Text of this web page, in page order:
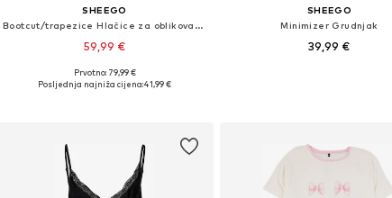
SHEEGO
Bootcut/trapezice Hlačice za oblikovanje
59,99 €
Dostupno u više veličina
Prvotno: 79,99 €
Posljednja najniža cijena:41,99 €
SHEEGO
Minimizer Grudnjak
39,99 €